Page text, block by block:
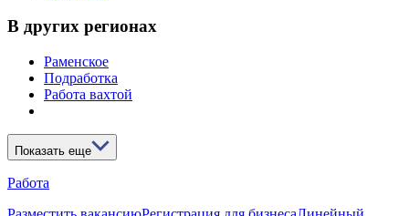
В других регионах
Раменское
Подработка
Работа вахтой
Показать еще
Работа